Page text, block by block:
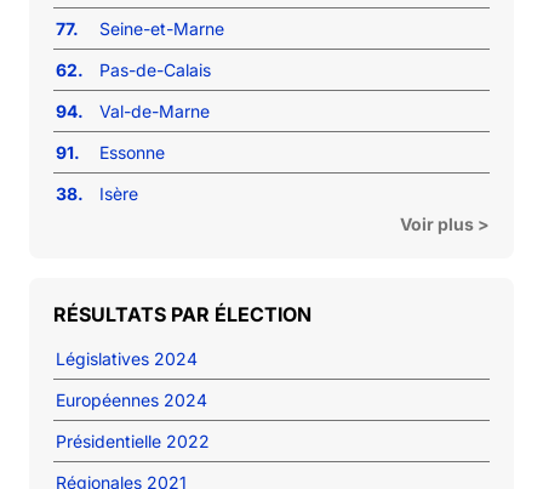
77.
Seine-et-Marne
62.
Pas-de-Calais
94.
Val-de-Marne
91.
Essonne
38.
Isère
Voir plus >
RÉSULTATS PAR ÉLECTION
Législatives 2024
Européennes 2024
Présidentielle 2022
Régionales 2021